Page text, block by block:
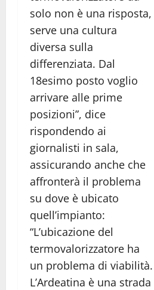
solo non è una risposta,
serve una cultura
diversa sulla
differenziata. Dal
18esimo posto voglio
arrivare alle prime
posizioni”, dice
rispondendo ai
giornalisti in sala,
assicurando anche che
affronterà il problema
su dove è ubicato
quell’impianto:
“L’ubicazione del
termovalorizzatore ha
un problema di viabilità.
L’Ardeatina è una strada